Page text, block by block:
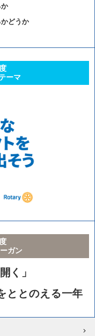
どうか
ーマ
ガン
く」
ととのえる一年